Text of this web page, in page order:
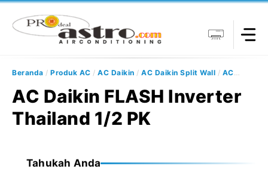
Beranda / Produk AC / AC Daikin / AC Daikin Split Wall / AC
Daikin Split Wall Inverter /AC Daikin FLASH Inverter Thailand
Single Split / AC Daikin FLASH Inverter Thailand 1/2 PK
AC Daikin FLASH Inverter
Thailand 1/2 PK
Tahukah Anda